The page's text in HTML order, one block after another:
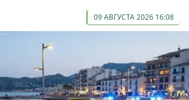
09 АВГУСТА 2026 16:08